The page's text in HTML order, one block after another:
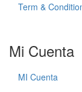
Term &
Mi Cuenta
MI Cuenta